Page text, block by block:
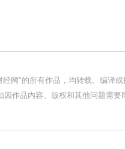
经网"的所有作品，均转载、编译
作品内容、版权和其他问题需